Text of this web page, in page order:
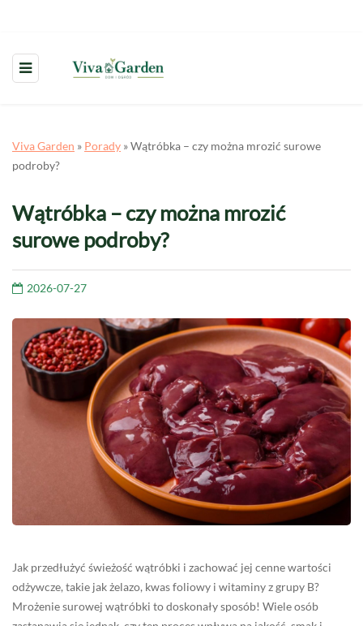
Viva Garden » Porady »Wątróbka – czy można mrozić surowe
podroby?
Wątróbka – czy można mrozić
surowe podroby?
2026-07-27
Jak przedłużyć świeżość wątróbki i zachować jej cenne wartości
odżywcze, takie jak żelazo, kwas foliowy i witaminy z grupy B?
Mrożenie surowej wątróbki to doskonały sposób! Wiele osób